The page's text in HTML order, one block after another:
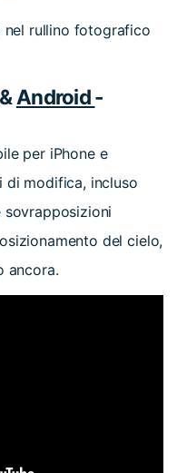
nel rullino fotografico
Android-
per iPhone e
di modifica, incluso
sovrapposizioni
del cielo,
ancora.